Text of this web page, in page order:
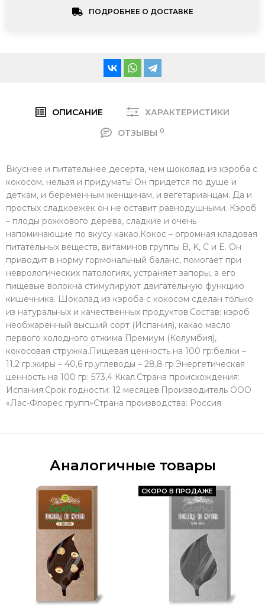
ПОДРОБНЕЕ О ДОСТАВКЕ
ОПИСАНИЕ
ХАРАКТЕРИСТИКИ
ОТЗЫВЫ 0
Вкуснее и питательнее десерта, чем шоколад из кэроба с
кокосом, нельзя и придумать! Он придется по душе и
деткам, и беременным женщинам, и вегетарианцам. Да и
простых сладкоежек он не оставит равнодушными. Кэроб
– плоды рожкового дерева, сладкие и очень
напоминающие по вкусу какао.Кокос – огромная кладовая
питательных веществ, витаминов группы B, K, C и E. Он
приводит в норму гормональный баланс, помогает при
неврологических патологиях, устраняет запоры, а его
пищевые волокна стимулируют двигательную функцию
кишечника. Шоколад из кэроба с кокосом сделан только
из натуральных и качественных продуктов.Состав: кэроб
необжаренный высший сорт (Испания), какао масло
первого холодного отжима Премиум (Колумбия),
кокосовая стружка.Пищевая ценность на 100 гр:белки –
11,2 гр.жиры – 40,6 гр.углеводы – 28,8 гр.Энергетическая
ценность на 100 гр: 573,4 Ккал.Страна происхождения:
Испания.Срок годности: 12 месяцев.Производитель ООО
«Лас-Флорес групп»Страна производства: Россия
Аналогичные товары
СКОРО В ПРОДАЖЕ